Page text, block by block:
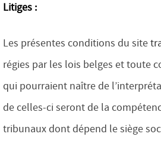
Litiges :
Les présentes conditions du site
régies par les lois belges et toute
qui pourraient naître de
de celles-ci seront de la
tribunaux dont dépend le siège